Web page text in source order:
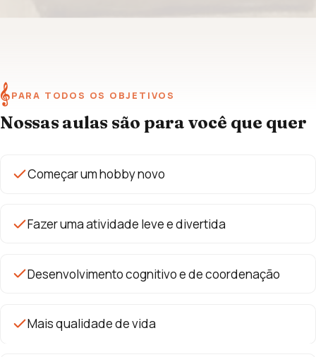
𝄞PARA TODOS OS OBJETIVOS
Nossas aulas são para você que quer
Começar um hobby novo
Fazer uma atividade leve e divertida
Desenvolvimento cognitivo e de coordenação
Mais qualidade de vida